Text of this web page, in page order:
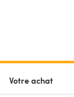
Votre achat